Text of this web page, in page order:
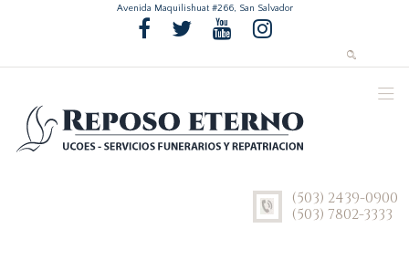
Avenida Maquilishuat #266, San Salvador
(503) 2439-0900
(503) 7802-3333